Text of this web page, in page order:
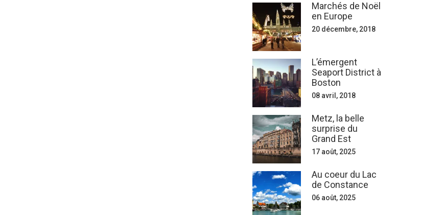
Marchés de Noël
en Europe
20 décembre, 2018
L’émergent
Seaport District à
Boston
08 avril, 2018
Metz, la belle
surprise du
Grand Est
17 août, 2025
Au coeur du Lac
de Constance
06 août, 2025